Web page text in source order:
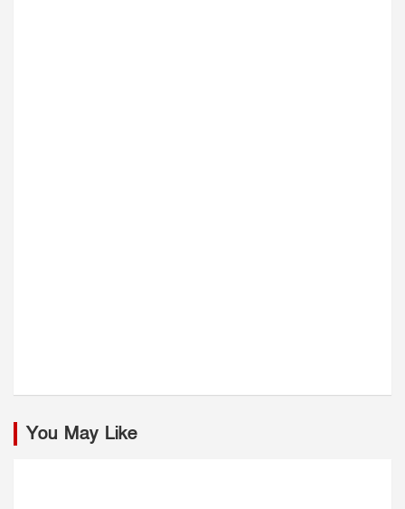
You May Like